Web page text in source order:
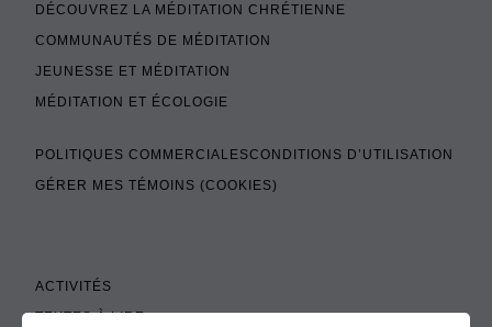
DÉCOUVREZ LA MÉDITATION CHRÉTIENNE
COMMUNAUTÉS DE MÉDITATION
JEUNESSE ET MÉDITATION
MÉDITATION ET ÉCOLOGIE
POLITIQUES COMMERCIALESCONDITIONS D’UTILISATION
GÉRER MES TÉMOINS (COOKIES)
ACTIVITÉS
TEXTES À LIRE